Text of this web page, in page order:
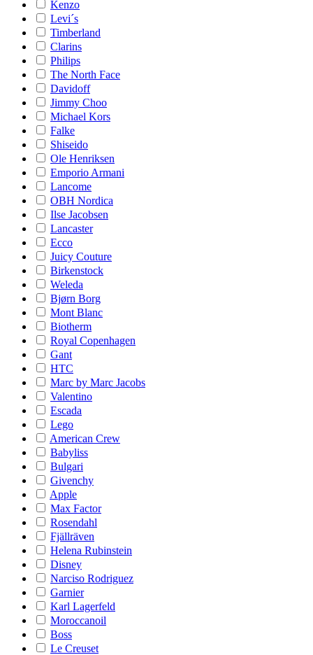
Kenzo
Levi´s
Timberland
Clarins
Philips
The North Face
Davidoff
Jimmy Choo
Michael Kors
Falke
Shiseido
Ole Henriksen
Emporio Armani
Lancome
OBH Nordica
Ilse Jacobsen
Lancaster
Ecco
Juicy Couture
Birkenstock
Weleda
Bjørn Borg
Mont Blanc
Biotherm
Royal Copenhagen
Gant
HTC
Marc by Marc Jacobs
Valentino
Escada
Lego
American Crew
Babyliss
Bulgari
Givenchy
Apple
Max Factor
Rosendahl
Fjällräven
Helena Rubinstein
Disney
Narciso Rodriguez
Garnier
Karl Lagerfeld
Moroccanoil
Boss
Le Creuset